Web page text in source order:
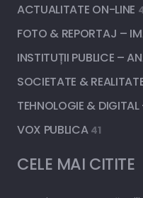
ACTUALITATE ON-LINE
FOTO & REPORTAJ –
INSTITUȚII PUBLICE –
SOCIETATE &
TEHNOLOGIE & DIGITAL
VOX PUBLICA 41
CELE MAI CITITE